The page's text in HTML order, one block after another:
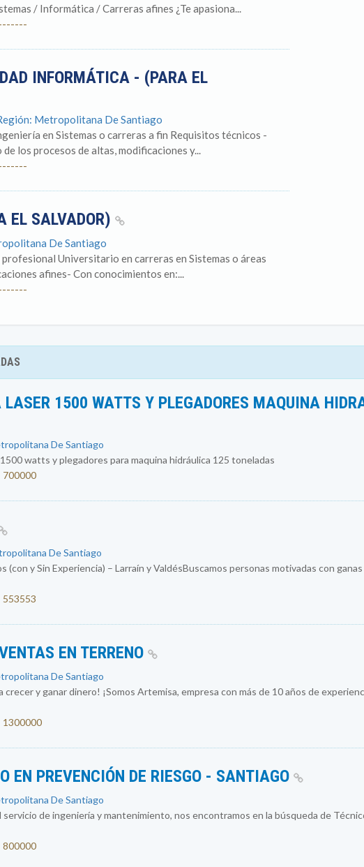
/ Informática / Carreras afines ¿Te apasiona...
INFORMÁTICA - (PARA EL
Metropolitana De Santiago
en Sistemas o carreras a fin Requisitos técnicos -
los procesos de altas, modificaciones y...
EL SALVADOR)
De Santiago
Universitario en carreras en Sistemas o áreas
afines- Con conocimientos en:...
LASER 1500 WATTS Y PLEGADORES MAQUINA
De Santiago
watts y plegadores para maquina hidráulica 125 toneladas
700000
De Santiago
(con y Sin Experiencia) – Larraín y ValdésBuscamos personas motivadas con
553553
EN TERRENO
De Santiago
y ganar dinero! ¡Somos Artemisa, empresa con más de 10 años de
1300000
EN PREVENCIÓN DE RIESGO - SANTIAGO
De Santiago
de ingeniería y mantenimiento, nos encontramos en la búsqueda de
800000